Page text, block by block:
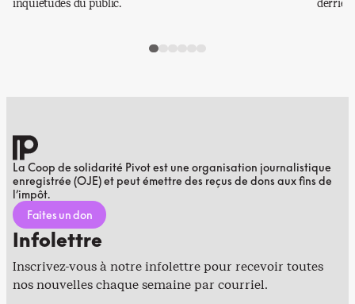
inquiétudes du public.
La Coop de solidarité Pivot est une organisation journalistique
enregistrée (OJE) et peut émettre des reçus de dons aux fins de
l’impôt.
Faites un don
Infolettre
Inscrivez-vous à notre infolettre pour recevoir toutes
nos nouvelles chaque semaine par courriel.